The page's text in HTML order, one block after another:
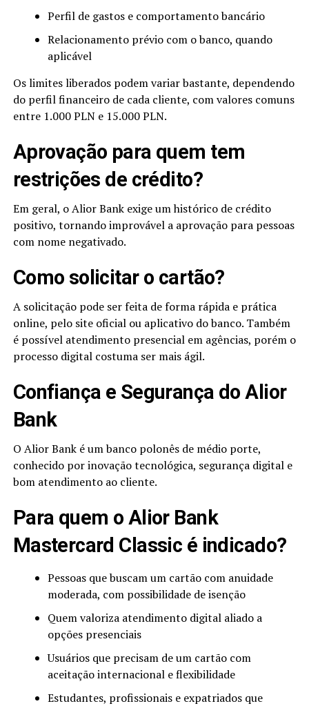
Perfil de gastos e comportamento bancário
Relacionamento prévio com o banco, quando
aplicável
Os limites liberados podem variar bastante, dependendo
do perfil financeiro de cada cliente, com valores comuns
entre 1.000 PLN e 15.000 PLN.
Aprovação para quem tem
restrições de crédito?
Em geral, o Alior Bank exige um histórico de crédito
positivo, tornando improvável a aprovação para pessoas
com nome negativado.
Como solicitar o cartão?
A solicitação pode ser feita de forma rápida e prática
online, pelo site oficial ou aplicativo do banco. Também
é possível atendimento presencial em agências, porém o
processo digital costuma ser mais ágil.
Confiança e Segurança do Alior
Bank
O Alior Bank é um banco polonês de médio porte,
conhecido por inovação tecnológica, segurança digital e
bom atendimento ao cliente.
Para quem o Alior Bank
Mastercard Classic é indicado?
Pessoas que buscam um cartão com anuidade
moderada, com possibilidade de isenção
Quem valoriza atendimento digital aliado a
opções presenciais
Usuários que precisam de um cartão com
aceitação internacional e flexibilidade
Estudantes, profissionais e expatriados que